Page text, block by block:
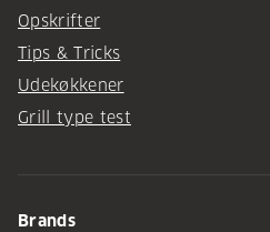
Opskrifter
Tips & Tricks
Udekøkkener
Grill type test
Brands